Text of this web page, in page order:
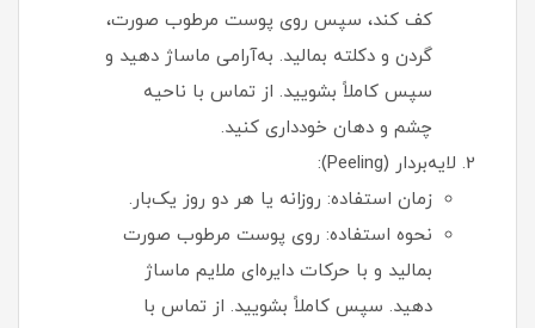
کف کند، سپس روی پوست مرطوب صورت،
گردن و دکلته بمالید. به‌آرامی ماساژ دهید و
سپس کاملاً بشویید. از تماس با ناحیه
چشم و دهان خودداری کنید.
لایه‌بردار (Peeling):
زمان استفاده: روزانه یا هر دو روز یک‌بار.
نحوه استفاده: روی پوست مرطوب صورت
بمالید و با حرکات دایره‌ای ملایم ماساژ
دهید. سپس کاملاً بشویید. از تماس با